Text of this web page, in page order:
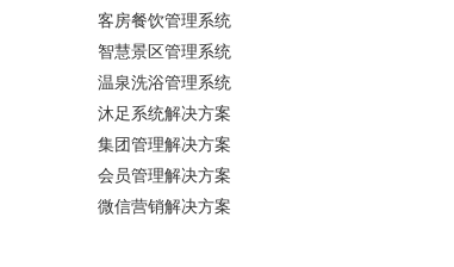
客房餐饮管理系统
智慧景区管理系统
温泉洗浴管理系统
沐足系统解决方案
集团管理解决方案
会员管理解决方案
微信营销解决方案